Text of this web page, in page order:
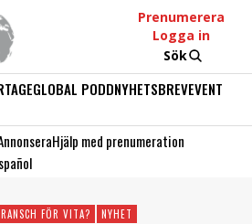
Prenumerera
Logga in
Sök
GLOBAL PODDNYHETSBREVEVENT
Hjälp med prenumeration
FÖR VITA? NYHET